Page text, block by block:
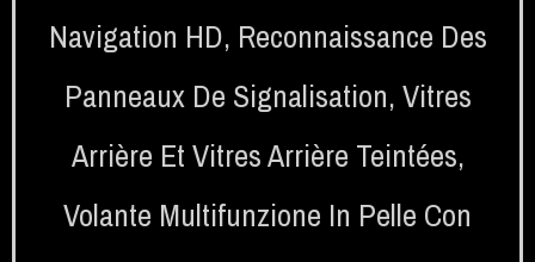
Navigation HD, Reconnaissance Des
Panneaux De Signalisation, Vitres
Arrière Et Vitres Arrière Teintées,
Volante Multifunzione In Pelle Con